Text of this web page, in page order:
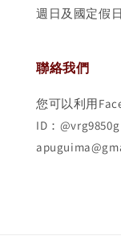
週日及國定假
聯絡我們
您可以利用
ID：